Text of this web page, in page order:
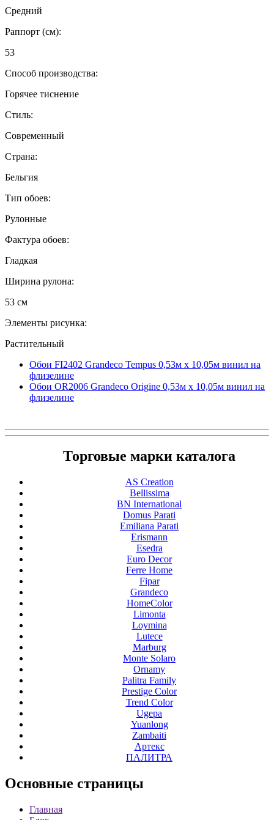
Средний
Раппорт (см):
53
Способ производства:
Горячее тиснение
Стиль:
Современный
Страна:
Бельгия
Тип обоев:
Рулонные
Фактура обоев:
Гладкая
Ширина рулона:
53 см
Элементы рисунка:
Растительный
Обои FI2402 Grandeco Tempus 0,53м x 10,05м винил на
флизелине
Обои OR2006 Grandeco Origine 0,53м x 10,05м винил на
флизелине
Торговые марки каталога
AS Creation
Bellissima
BN International
Domus Parati
Emiliana Parati
Erismann
Esedra
Euro Decor
Ferre Home
Fipar
Grandeco
HomeColor
Limonta
Loymina
Lutece
Marburg
Monte Solaro
Ornamy
Palitra Family
Prestige Color
Trend Color
Ugepa
Yuanlong
Zambaiti
Артекс
ПАЛИТРА
Основные страницы
Главная